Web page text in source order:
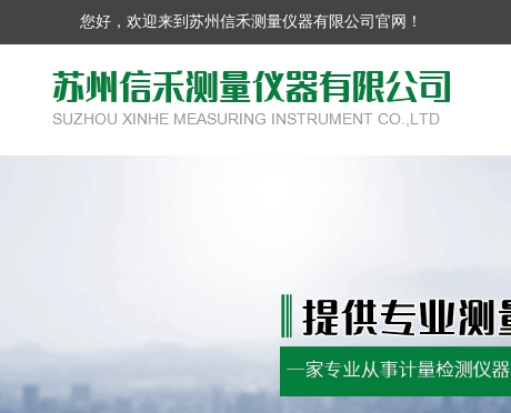
您好，欢迎来到苏州信禾测量仪器有限公司官网！